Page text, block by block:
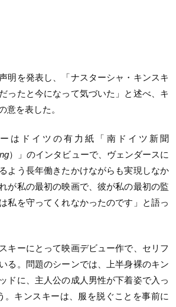
明を発表し、「ナスターシャ・キンスキ
ったと今になって気づいた」と述べ、キ
意を表した。
はドイツの有力紙「南ドイツ新聞
）」のインタビューで、ヴェンダースに
よう長年働きたかけながらも実現しなか
が私の最初の映画で、彼が私の最初の監
私を守ってくれなかったのです」と語っ
キーにとって映画デビュー作で、セリフ
る。問題のシーンでは、上半身裸のキン
ドに、主人公の成人男性が下着姿で入っ
。キンスキーは、服を脱ぐことを事前に